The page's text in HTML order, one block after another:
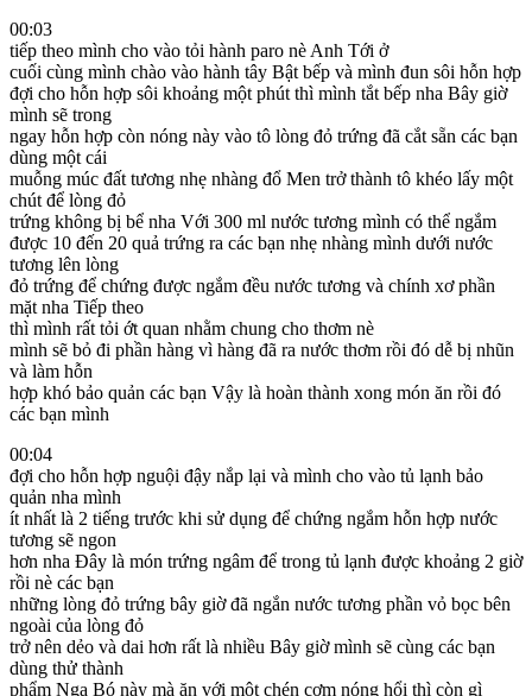
00:03
tiếp theo mình cho vào tỏi hành paro nè Anh Tới ở
cuối cùng mình chào vào hành tây Bật bếp và mình đun sôi hỗn hợp
đợi cho hỗn hợp sôi khoảng một phút thì mình tắt bếp nha Bây giờ
mình sẽ trong
ngay hỗn hợp còn nóng này vào tô lòng đỏ trứng đã cắt sẵn các bạn
dùng một cái
muỗng múc đất tương nhẹ nhàng đổ Men trở thành tô khéo lấy một
chút để lòng đỏ
trứng không bị bể nha Với 300 ml nước tương mình có thể ngắm
được 10 đến 20 quả trứng ra các bạn nhẹ nhàng mình dưới nước
tương lên lòng
đỏ trứng để chứng được ngắm đều nước tương và chính xơ phần
mặt nha Tiếp theo
thì mình rất tỏi ớt quan nhằm chung cho thơm nè
mình sẽ bỏ đi phần hàng vì hàng đã ra nước thơm rồi đó dễ bị nhũn
và làm hỗn
hợp khó bảo quản các bạn Vậy là hoàn thành xong món ăn rồi đó
các bạn mình
00:04
đợi cho hỗn hợp nguội đậy nắp lại và mình cho vào tủ lạnh bảo
quản nha mình
ít nhất là 2 tiếng trước khi sử dụng để chứng ngắm hỗn hợp nước
tương sẽ ngon
hơn nha Đây là món trứng ngâm để trong tủ lạnh được khoảng 2 giờ
rồi nè các bạn
những lòng đỏ trứng bây giờ đã ngắn nước tương phần vỏ bọc bên
ngoài của lòng đỏ
trở nên dẻo và dai hơn rất là nhiều Bây giờ mình sẽ cùng các bạn
dùng thử thành
phẩm Nga Bó này mà ăn với một chén cơm nóng hổi thì còn gì